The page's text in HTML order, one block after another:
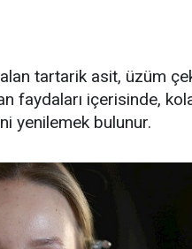
tartarik asit, üzüm
faydaları içerisinde,
yenilemek bulunur.